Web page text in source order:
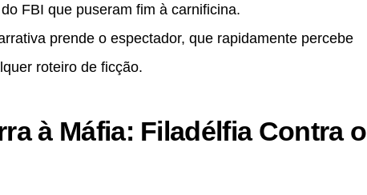
FBI que puseram fim à carnificina.
prende o espectador, que rapidamente percebe
roteiro de ficção.
à Máfia: Filadélfia Contra o